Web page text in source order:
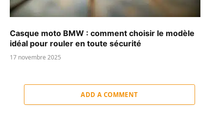
Casque moto BMW : comment choisir le modèle
idéal pour rouler en toute sécurité
17 novembre 2025
ADD A COMMENT